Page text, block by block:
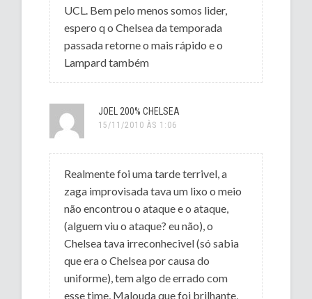
UCL. Bem pelo menos somos lider,
espero q o Chelsea da temporada
passada retorne o mais rápido e o
Lampard também
JOEL 200% CHELSEA
15/11/2010 ÀS 1:06
Realmente foi uma tarde terrivel, a
zaga improvisada tava um lixo o meio
não encontrou o ataque e o ataque,
(alguem viu o ataque? eu não), o
Chelsea tava irreconhecivel (só sabia
que era o Chelsea por causa do
uniforme), tem algo de errado com
esse time, Malouda que foi brilhante,